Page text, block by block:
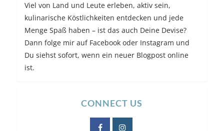
Viel von Land und Leute erleben, aktiv sein,
kulinarische Köstlichkeiten entdecken und jede
Menge Spaß haben – ist das auch Deine Devise?
Dann folge mir auf Facebook oder Instagram und
Du siehst sofort, wenn ein neuer Blogpost online
ist.
CONNECT US